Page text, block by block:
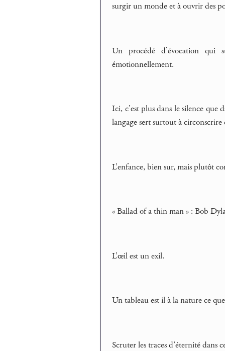
surgir un monde et à ouvrir des
Un procédé d’évocation qui
émotionnellement.
Ici, c’est plus dans le silence que
langage sert surtout à circonscrire
L’enfance, bien sur, mais plutôt
« Ballad of a thin man » : Bob
L’œil est un exil.
Un tableau est il à la nature ce
Scruter les traces d’éternité dans